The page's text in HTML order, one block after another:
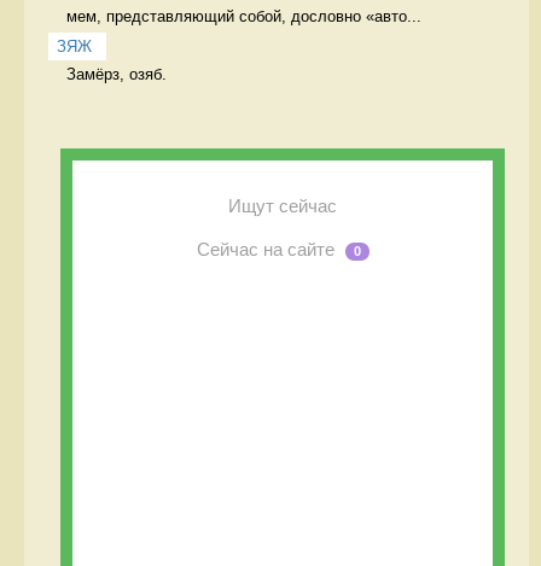
мем, представляющий собой, дословно «авто...
ЗЯЖ
Замёрз, озяб.
Ищут сейчас
Сейчас на сайте 0